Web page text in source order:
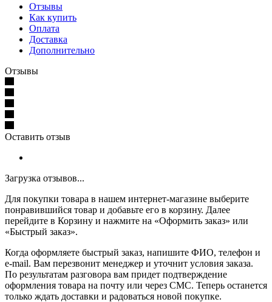
Отзывы
Как купить
Оплата
Доставка
Дополнительно
Отзывы
Оставить отзыв
Загрузка отзывов...
Для покупки товара в нашем интернет-магазине выберите
понравившийся товар и добавьте его в корзину. Далее
перейдите в Корзину и нажмите на «Оформить заказ» или
«Быстрый заказ».
Когда оформляете быстрый заказ, напишите ФИО, телефон и
e-mail. Вам перезвонит менеджер и уточнит условия заказа.
По результатам разговора вам придет подтверждение
оформления товара на почту или через СМС. Теперь останется
только ждать доставки и радоваться новой покупке.